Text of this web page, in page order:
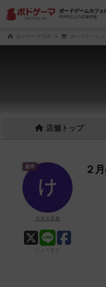
ボードゲームカフェ
610件以上の店舗情報
ボドゲーマTOP ボードゲームカ
店舗 トップ
２
皇帝
スギタ店長
シェアする